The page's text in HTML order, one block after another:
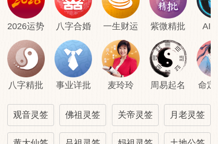
2026运势 八字合婚 一生财运 紫微精批 AI
八字精批 事业详批 麦玲玲 周易起名 命定
观音灵签 佛祖灵签 关帝灵签 月老灵签